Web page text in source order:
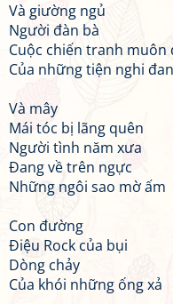
Và giường ngủ
Người đàn bà
Cuộc chiến tranh muôn
Của những tiện nghi
Và mây
Mái tóc bị lãng quên
Người tình năm xưa
Đang về trên ngực
Những ngôi sao mờ ấm
Con đường
Điệu Rock của bụi
Dòng chảy
Của khói những ống xả